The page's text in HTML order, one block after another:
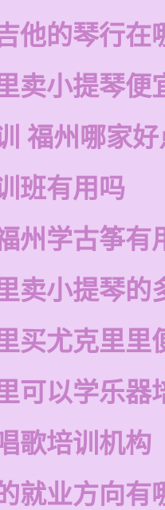
他的琴行在
卖小提琴便
福州哪家好
班有用吗
州学古筝有
卖小提琴的
买尤克里里
可以学乐器
歌培训机构
就业方向有